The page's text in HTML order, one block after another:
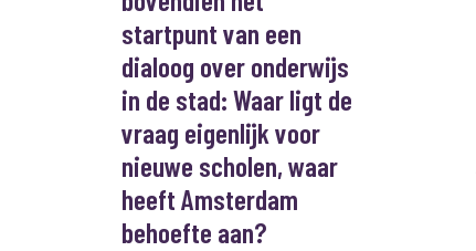
startpunt van een
dialoog over onderwijs
in de stad: Waar ligt de
vraag eigenlijk voor
nieuwe scholen, waar
heeft Amsterdam
behoefte aan?